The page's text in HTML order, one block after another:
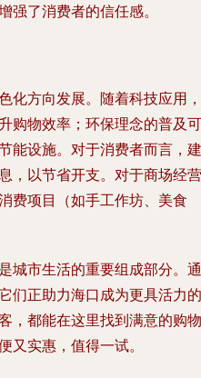
强了消费者的信任感。
化方向发展。随着科技应用，
购物效率；环保理念的普及可
能设施。对于消费者而言，建
，以节省开支。对于商场经营
费项目（如手工作坊、美食
城市生活的重要组成部分。通
们正助力海口成为更具活力的
，都能在这里找到满意的购物
又实惠，值得一试。